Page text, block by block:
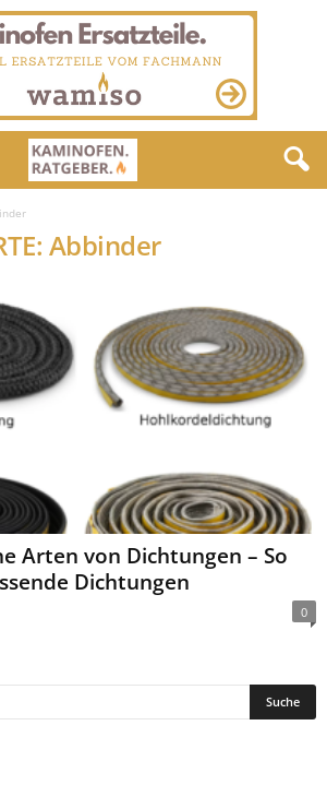
Abbinder
Arten von Dichtungen – So
Dichtungen
0